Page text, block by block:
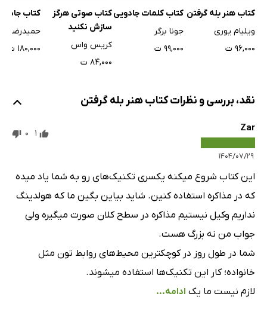
کتاب هنر بله گرفتن
ویلیام یوری
۹۶,۰۰۰ ت
کتاب کلمات جادویی
جونا برگر
۹۹,۰۰۰ ت
کتاب صوتی هرگز
سازش نکنید
کریس واس
۸۴,۰۰۰ ت
کتاب
۱۸۰,۰۰۰ ت
نقد، بررسی و نظرات کتاب هنر بله گرفتن
Zar
۱۴۰۴/۰۷/۲۹
1
0
این کتاب شروع میکنه یکسری تکنیک‌های رو به شما یاد میده
که در مذاکره استفاده کنین. شاید بیاین بگین ما که هولدینگ
نداریم وکیل نیستیم مذاکره در سطح کلان صورت میگیره ولی
جواب من نه بزرگ هست.
شما در طول روز در کوچکترین محیط‌های روابط تون مثل
خانواده؛ کار این تکنیک‌ها استفاده میشوند.
لازم نیست ما یک ادامه...